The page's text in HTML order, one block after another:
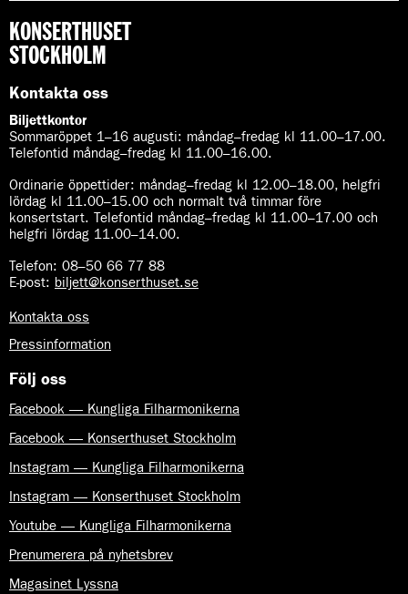
KONSERTHUSET
STOCKHOLM
Kontakta oss
Biljettkontor
Sommaröppet 1–16 augusti: måndag–fredag kl 11.00–17.00.
Telefontid måndag–fredag kl 11.00–16.00.
Ordinarie öppettider: måndag–fredag kl 12.00–18.00, helgfri
lördag kl 11.00–15.00 och normalt två timmar före
konsertstart. Telefontid måndag–fredag kl 11.00–17.00 och
helgfri lördag 11.00–14.00.
Telefon: 08–50 66 77 88
E-post: biljett@konserthuset.se
Kontakta oss
Pressinformation
Följ oss
Facebook — Kungliga Filharmonikerna
Facebook — Konserthuset Stockholm
Instagram — Kungliga Filharmonikerna
Instagram — Konserthuset Stockholm
Youtube — Kungliga Filharmonikerna
Prenumerera på nyhetsbrev
Magasinet Lyssna